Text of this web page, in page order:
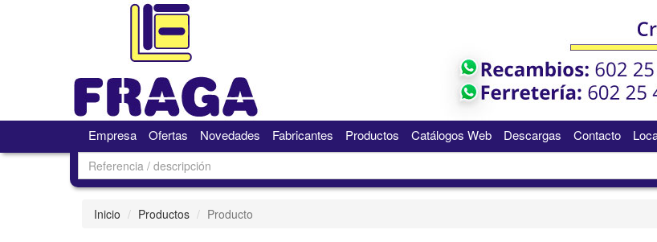
Empresa Ofertas Novedades Fabricantes Productos Catálogos Web Descargas Contacto
Inicio Productos Producto